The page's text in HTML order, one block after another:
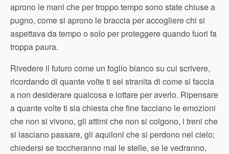
aprono le mani che per troppo tempo sono state chiuse a
pugno, come si aprono le braccia per accogliere chi si
aspettava da tempo o solo per proteggere quando fuori fa
troppa paura.
Rivedere il futuro come un foglio bianco su cui scrivere,
ricordando di quante volte ti sei stranita di come si faccia
a non desiderare qualcosa e lottare per averlo. Ripensare
a quante volte ti sia chiesta che fine facciano le emozioni
che non si vivono, gli attimi che non si colgono, i treni che
si lasciano passare, gli aquiloni che si perdono nel cielo;
chiedersi se toccheranno mai le stelle, se le vedranno,